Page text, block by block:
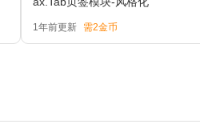
1年前更新 需2金币